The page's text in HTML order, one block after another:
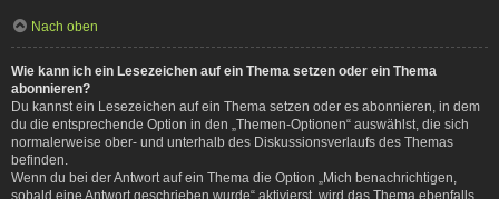
Nach oben
Wie kann ich ein Lesezeichen auf ein Thema setzen oder ein Thema
abonnieren?
Du kannst ein Lesezeichen auf ein Thema setzen oder es abonnieren, in dem
du die entsprechende Option in den „Themen-Optionen“ auswählst, die sich
normalerweise ober- und unterhalb des Diskussionsverlaufs des Themas
befinden.
Wenn du bei der Antwort auf ein Thema die Option „Mich benachrichtigen,
sobald eine Antwort geschrieben wurde“ aktivierst, wird das Thema ebenfalls